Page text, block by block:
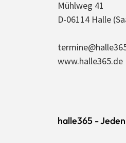
Mühlweg 41
D-06114 Halle
www.halle365.de
halle365 -